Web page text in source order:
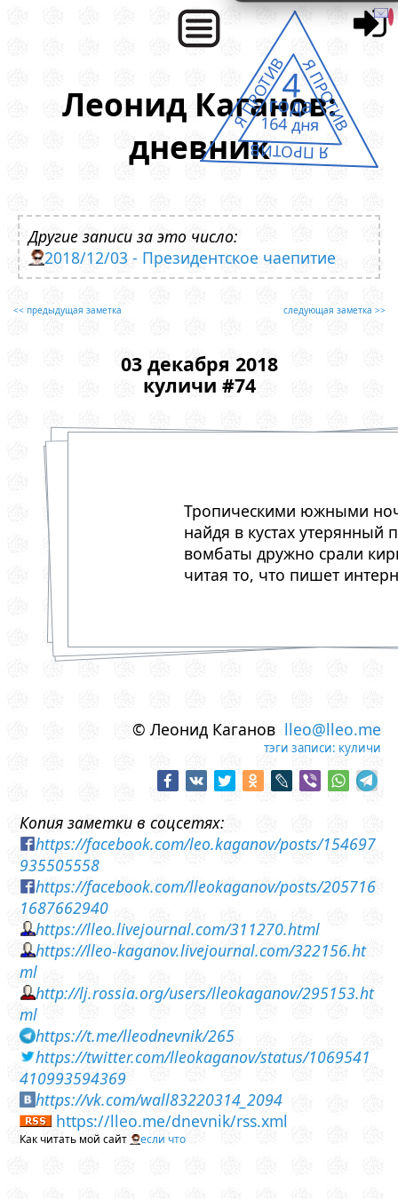
Леонид Каганов:
дневник
Другие записи за это число:
2018/12/03 - Президентское чаепитие
<< предыдущая заметка следующая заметка >>
03 декабря 2018
куличи #74
Тропическими южными
найдя в кустах утерянный
вомбаты дружно срали
читая то, что пишет
© Леонид Каганов lleo@lleo.me
тэги записи: куличи
Копия заметки в соцсетях:
https://facebook.com/leo.kaganov/posts/154697
935505558
https://facebook.com/lleokaganov/posts/205716
1687662940
https://lleo.livejournal.com/311270.html
https://lleo-kaganov.livejournal.com/322156.ht
ml
http://lj.rossia.org/users/lleokaganov/295153.ht
ml
https://t.me/lleodnevnik/265
https://twitter.com/lleokaganov/status/1069541
410993594369
https://vk.com/wall83220314_2094
https://lleo.me/dnevnik/rss.xml
Как читать мой сайт если что
Я ПРОТИВЯ ПРОТИВ
Я ПРОТИВ
4
года
164 дня